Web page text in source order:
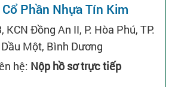
Phần Nhựa Tín Kim
KCN Đồng An II, P. Hòa Phú, TP.
Một, Bình Dương
hệ: Nộp hồ sơ trực tiếp